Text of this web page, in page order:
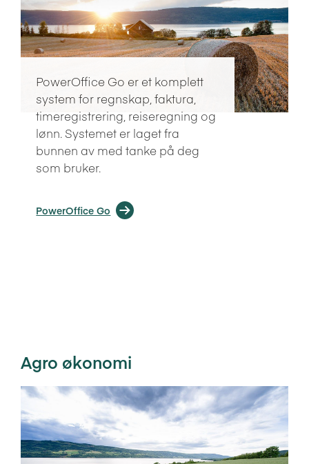
PowerOffice Go er et komplett
system for regnskap, faktura,
timeregistrering, reiseregning og
lønn. Systemet er laget fra
bunnen av med tanke på deg
som bruker.
PowerOffice Go
Agro økonomi